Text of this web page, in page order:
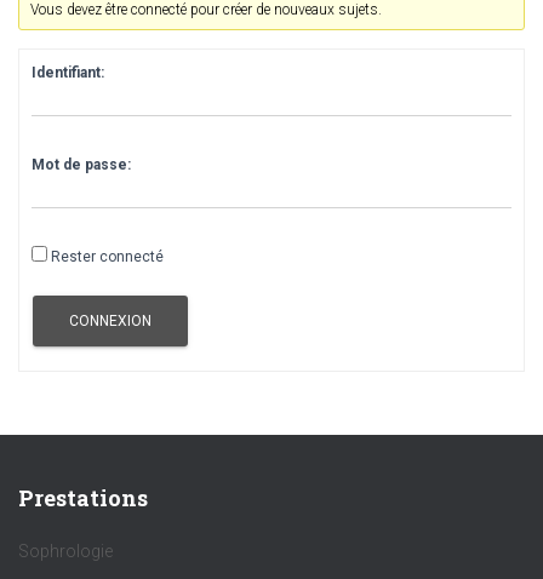
Vous devez être connecté pour créer de nouveaux sujets.
Identifiant:
Mot de passe:
Rester connecté
CONNEXION
Prestations
Sophrologie